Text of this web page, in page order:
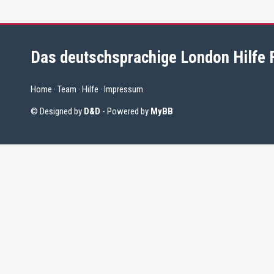
Das deutschsprachige London Hilfe
Home · Team · Hilfe · Impressum
© Designed by D&D - Powered by MyBB